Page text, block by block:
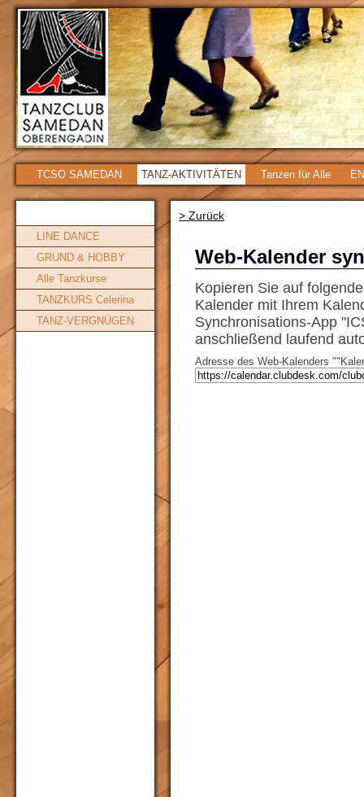
TCSO SAMEDAN TANZ-AKTIVITÄTEN Tanzen für Alle
LINE DANCE
GRUND & HOBBY
Alle Tanzkurse
TANZKURS Celerina
TANZ-VERGNÜGEN
> Zurück
Web-Kalender
Kopieren Sie auf
Kalender mit Ihrem
Synchronisations-App
anschließend laufend
Adresse des Web-Kalenders